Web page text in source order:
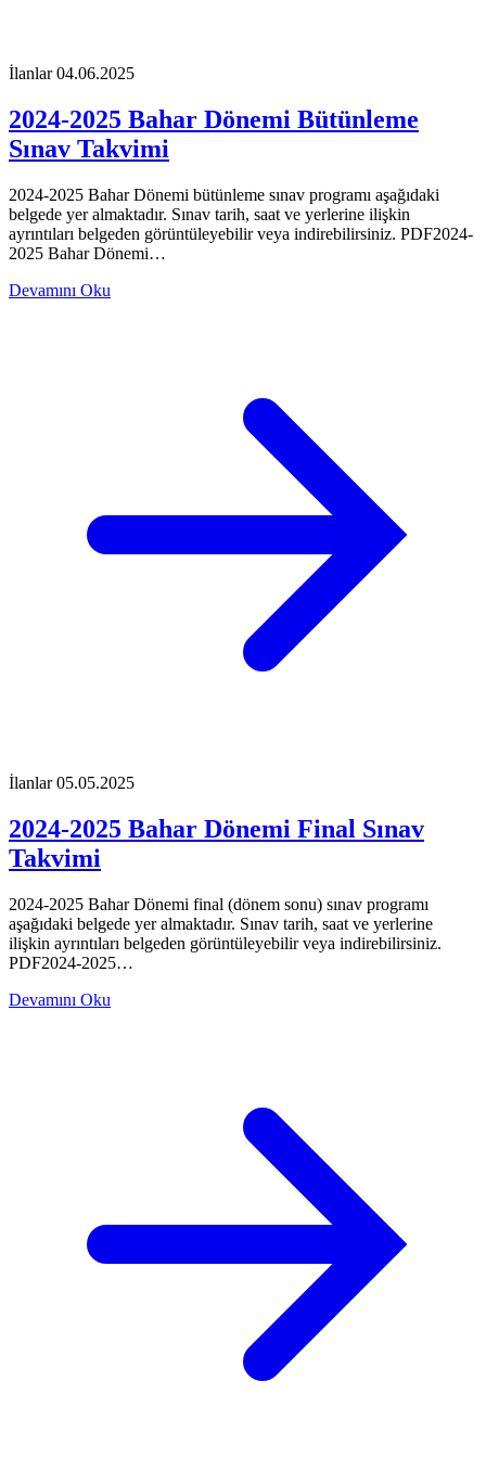
İlanlar 04.06.2025
2024-2025 Bahar Dönemi Bütünleme
Sınav Takvimi
2024-2025 Bahar Dönemi bütünleme sınav programı aşağıdaki
belgede yer almaktadır. Sınav tarih, saat ve yerlerine ilişkin
ayrıntıları belgeden görüntüleyebilir veya indirebilirsiniz. PDF2024-
2025 Bahar Dönemi…
Devamını Oku
İlanlar 05.05.2025
2024-2025 Bahar Dönemi Final Sınav
Takvimi
2024-2025 Bahar Dönemi final (dönem sonu) sınav programı
aşağıdaki belgede yer almaktadır. Sınav tarih, saat ve yerlerine
ilişkin ayrıntıları belgeden görüntüleyebilir veya indirebilirsiniz.
PDF2024-2025…
Devamını Oku